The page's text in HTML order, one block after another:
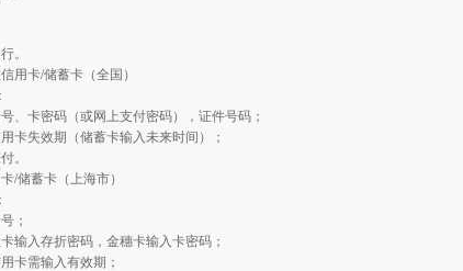
。
用卡/储蓄卡（全国）
、卡密码（或网上支付密码），证件号码；
卡失效期（储蓄卡输入未来时间）；
。
/储蓄卡（上海市）
；
输入存折密码，金穗卡输入卡密码；
卡需输入有效期；